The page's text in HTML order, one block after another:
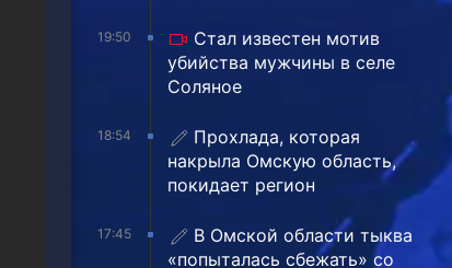
19:50
Стал известен мотив
убийства мужчины в селе
Соляное
18:54
Прохлада, которая
накрыла Омскую область,
покидает регион
17:45
В Омской области тыква
«попыталась сбежать» со